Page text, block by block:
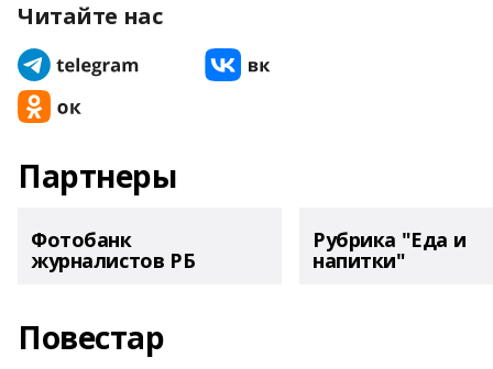
Читайте нас
Партнеры
Фотобанк
журналистов РБ
Рубрика "Еда и
напитки"
Повестар